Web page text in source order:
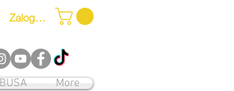
Zaloguj się
More